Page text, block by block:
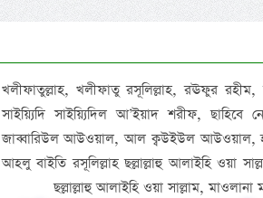
খলীফাতুল্লাহ, খলীফাতু রসূলিল্লাহ, রঊফুর রহীম,
সাইয়্যিদি সাইয়্যিদিল আ’ইয়াদ শরীফ,
জাব্বারিউল আউওয়াল, আল ক্বউইউল আউওয়াল,
আহলু বাইতি রসূলিল্লাহ ছল্লাল্লাহু আলাইহি ওয়া
ছল্লাল্লাহু আলাইহি ওয়া সাল্লাম, মাওলানা